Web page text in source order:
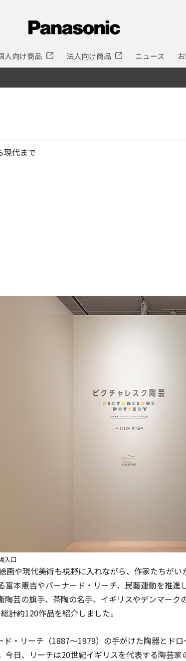
人向け商品 法人向け商品 ニュース
現代まで
入口
や現代美術も視野に入れながら、作家たちがい
本憲吉やバーナード・リーチ、民藝運動を推進
芸の旗手、茶陶の名手、イギリスやデンマーク
計約120作品を紹介しました。
・リーチ（1887～1979）の手がけた陶器とド
日、リーチは20世紀イギリスを代表する陶芸家